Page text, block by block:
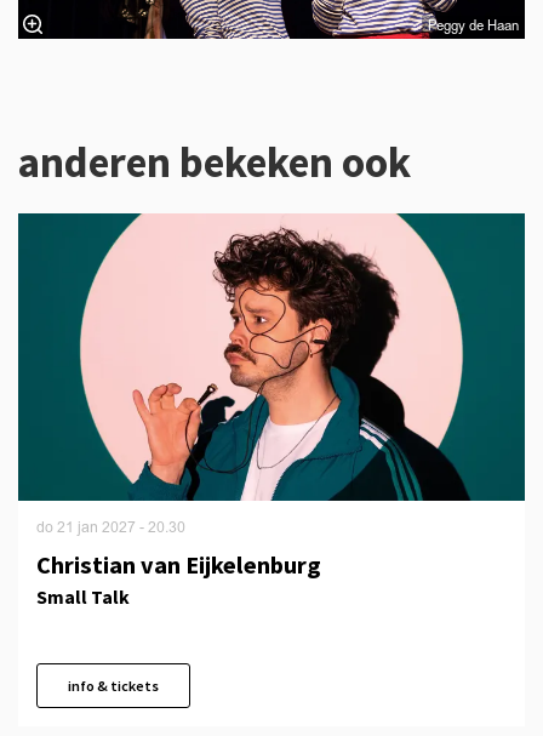
Peggy de Haan
anderen bekeken ook
Christian van Eijkelenburg
Small Talk
do 21 jan 2027 - 20.30
info & tickets